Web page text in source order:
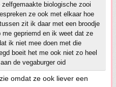
biologische zooi
ze ook met elkaar hoe
zit ik daar met een broodje
gepriemd en ik weet dat ze
ik niet mee doen met die
boeit het me ook niet zo heel
de vegaburger oid
omdat ze ook liever een